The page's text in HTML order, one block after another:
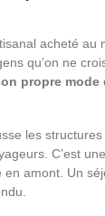
acheté
qu’on ne
propre mode
les
C’est
amont. Un